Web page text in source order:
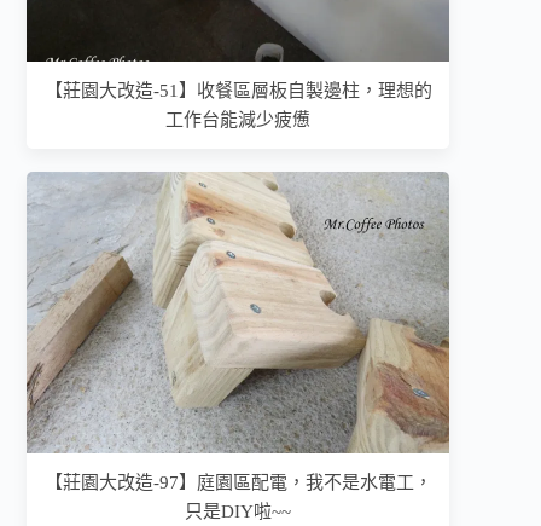
【莊園大改造-51】收餐區層板自製邊柱，理想的
工作台能減少疲憊
【莊園大改造-97】庭園區配電，我不是水電工，
只是DIY啦~~